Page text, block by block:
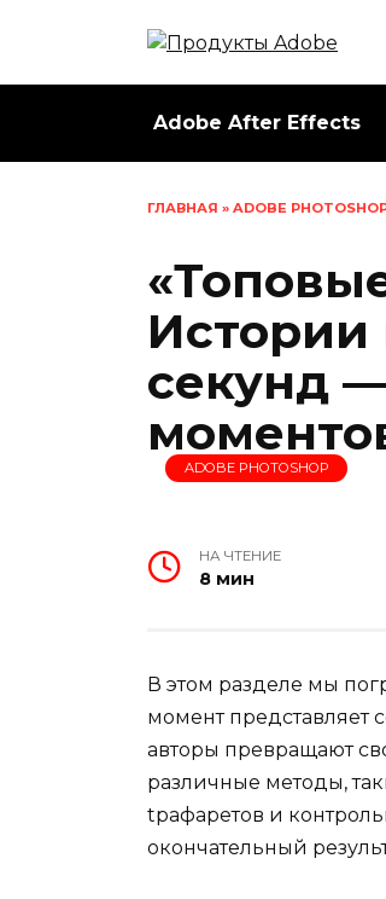
Adobe After Effects
ГЛАВНАЯ » ADOBE
Истории
секунд
ADOBE PHOTOSHOP
НА ЧТЕНИЕ
8 мин
В этом разделе мы
момент представляет
авторы превращают
различные методы,
tрафаретов и
окончательный